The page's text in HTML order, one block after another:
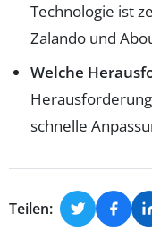
Technologie ist
Zalando und
Welche
schnelle
Teilen: